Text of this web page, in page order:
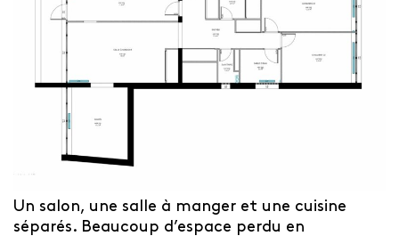
Un salon, une salle à manger et une cuisine
séparés. Beaucoup d’espace perdu en